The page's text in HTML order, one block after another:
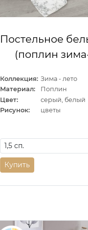
Постельное
(поплин
Коллекция: Зима - лето
Материал:
Поплин
Цвет:
серый, белый
Рисунок:
цветы
Купить